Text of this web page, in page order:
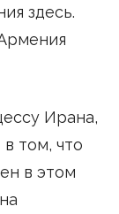
здесь.
Ирана,
том, что
в этом